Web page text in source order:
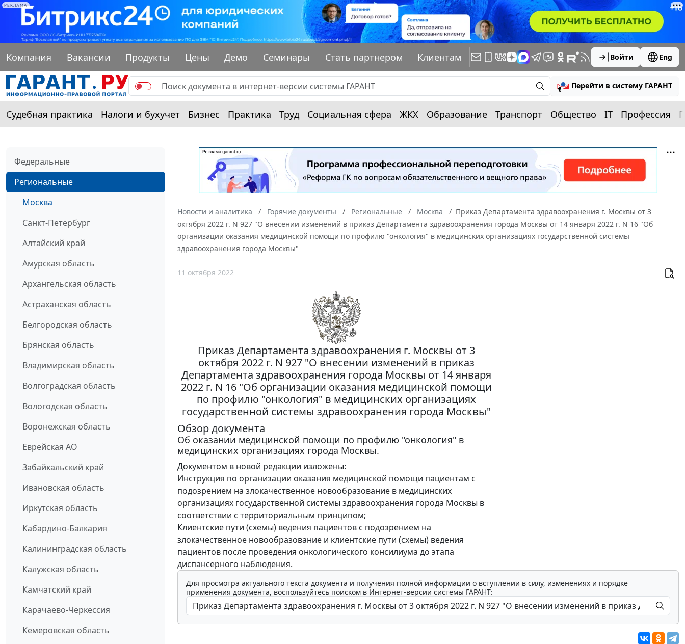
РЕКЛАМА
Компания Вакансии Продукты Цены Демо Семинары Стать партнером Клиентам Войти Eng
Перейти в систему ГАРАНТ
Судебная практика Налоги и бухучет Бизнес Практика Труд Социальная сфера ЖКХ Образование Транспорт Общество IT Профессия
Федеральные
Региональные
Москва
Санкт-Петербург
Алтайский край
Амурская область
Архангельская область
Астраханская область
Белгородская область
Брянская область
Владимирская область
Волгоградская область
Вологодская область
Воронежская область
Еврейская АО
Забайкальский край
Ивановская область
Иркутская область
Кабардино-Балкария
Калининградская область
Калужская область
Камчатский край
Карачаево-Черкессия
Кемеровская область
Новости и аналитика Горячие документы Региональные Москва
Приказ Департамента здравоохранения г. Москвы от 3
октября 2022 г. N 927 "О внесении изменений в приказ Департамента здравоохранения города Москвы от 14 января 2022 г. N 16 "Об
организации оказания медицинской помощи по профилю "онкология" в медицинских организациях государственной системы
здравоохранения города Москвы"
11 октября 2022
Приказ Департамента здравоохранения г. Москвы от 3
октября 2022 г. N 927 "О внесении изменений в приказ
Департамента здравоохранения города Москвы от 14 января
2022 г. N 16 "Об организации оказания медицинской помощи
по профилю "онкология" в медицинских организациях
государственной системы здравоохранения города Москвы"
Обзор документа
Об оказании медицинской помощи по профилю "онкология" в
медицинских организациях города Москвы.
Документом в новой редакции изложены:
Инструкция по организации оказания медицинской помощи пациентам с
подозрением на злокачественное новообразование в медицинских
организациях государственной системы здравоохранения города Москвы в
соответствии с территориальным принципом;
Клиентские пути (схемы) ведения пациентов с подозрением на
злокачественное новообразование и клиентские пути (схемы) ведения
пациентов после проведения онкологического консилиума до этапа
диспансерного наблюдения.
Для просмотра актуального текста документа и получения полной информации о вступлении в силу, изменениях и порядке
применения документа, воспользуйтесь поиском в Интернет-версии системы ГАРАНТ: